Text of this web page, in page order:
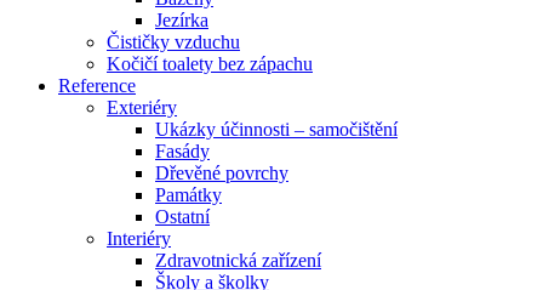
Jezírka
Čističky vzduchu
Kočičí toalety bez zápachu
Reference
Exteriéry
Ukázky účinnosti – samočištění
Fasády
Dřevěné povrchy
Památky
Ostatní
Interiéry
Zdravotnická zařízení
Školy a školky